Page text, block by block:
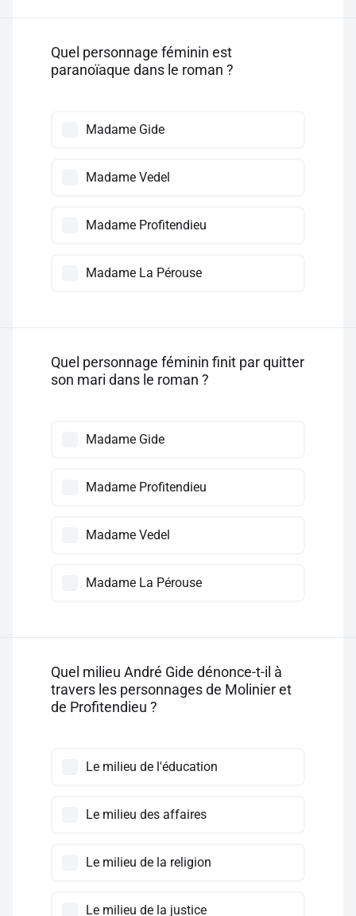
Quel personnage féminin est
paranoïaque dans le roman ?
Madame Gide
Madame Vedel
Madame Profitendieu
Madame La Pérouse
Quel personnage féminin finit par quitter
son mari dans le roman ?
Madame Gide
Madame Profitendieu
Madame Vedel
Madame La Pérouse
Quel milieu André Gide dénonce-t-il à
travers les personnages de Molinier et
de Profitendieu ?
Le milieu de l'éducation
Le milieu des affaires
Le milieu de la religion
Le milieu de la justice